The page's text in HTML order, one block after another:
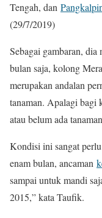
Tengah, dan
(29/7/2019)
Sebagai gambaran, dia
bulan saja, kolong
merupakan andalan
tanaman. Apalagi bagi
atau belum ada
Kondisi ini sangat
enam bulan, ancaman
sampai untuk mandi
2015,” kata Taufik.